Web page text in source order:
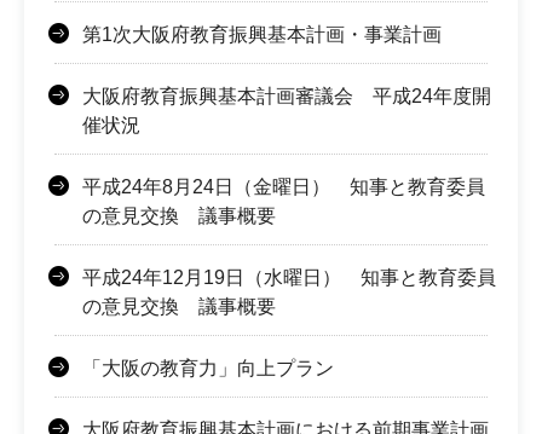
第1次大阪府教育振興基本計画・事業計画
大阪府教育振興基本計画審議会 平成24年度開
催状況
平成24年8月24日（金曜日） 知事と教育委員
の意見交換 議事概要
平成24年12月19日（水曜日） 知事と教育委員
の意見交換 議事概要
「大阪の教育力」向上プラン
大阪府教育振興基本計画における前期事業計画